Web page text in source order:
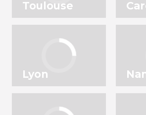
Toulouse
Lyon